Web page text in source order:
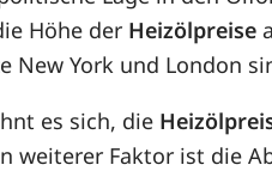
Höhe der Heizölpreise
New York und London
es sich, die
weiterer Faktor ist die